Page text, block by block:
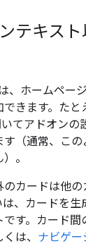
テキス
、ホームペー
きます。たと
てアドオンの
す（通常、こ
。
のカードは他
は、カードを生
です。カード
は、 ナビゲー